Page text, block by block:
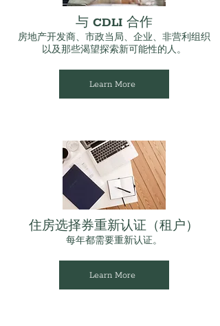
与 CDLI 合作
房地产开发商、市政当局、企业、非营利组织
以及那些渴望探索新可能性的人。
Learn More
住房选择券重新认证（租户）
每年都需要重新认证。
Learn More